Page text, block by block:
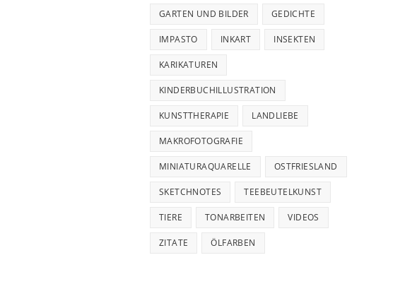
GARTEN UND BILDER GEDICHTE
IMPASTO INKART INSEKTEN
KARIKATUREN
KINDERBUCHILLUSTRATION
KUNSTTHERAPIE LANDLIEBE
MAKROFOTOGRAFIE
MINIATURAQUARELLE OSTFRIESLAND
SKETCHNOTES TEEBEUTELKUNST
TIERE TONARBEITEN VIDEOS
ZITATE ÖLFARBEN